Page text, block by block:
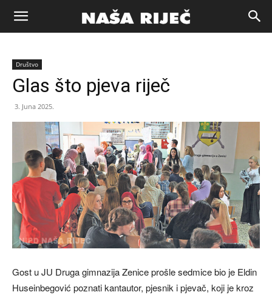
Naša
riječ
Zenica
Društvo
Glas što pjeva riječ
3. Juna 2025.
Gost u JU Druga gimnazija Zenice prošle sedmice bio je Eldin
Huseinbegović poznati kantautor, pjesnik i pjevač, koji je kroz